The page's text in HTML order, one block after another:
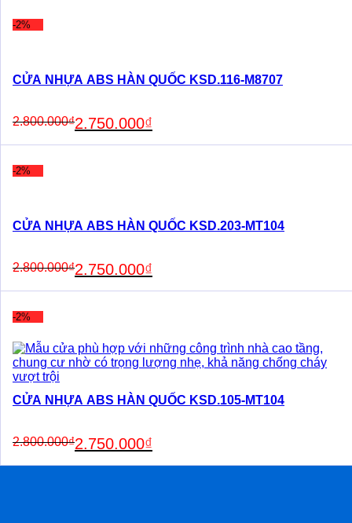
-2%
CỬA NHỰA ABS HÀN QUỐC KSD.116-M8707
2.800.000₫
price
was:
2.750.000₫
price
is:
-2%
CỬA NHỰA ABS HÀN QUỐC KSD.203-MT104
2.800.000₫
price
was:
2.750.000₫
price
is:
-2%
CỬA NHỰA ABS HÀN QUỐC KSD.105-MT104
2.800.000₫
price
was:
2.750.000₫
price
is: